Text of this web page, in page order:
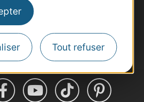
Tout refuser
la lettre d'information
pour recevoir des
de visites et de sorties.